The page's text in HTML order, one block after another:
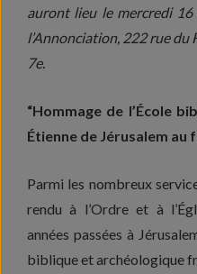
auront lieu le mercredi
l’Annonciation, 222 rue
7e.
“Hommage de l’École
Étienne de Jérusalem au
Parmi les nombreux
rendu à l’Ordre et à
années passées à
biblique et archéologique